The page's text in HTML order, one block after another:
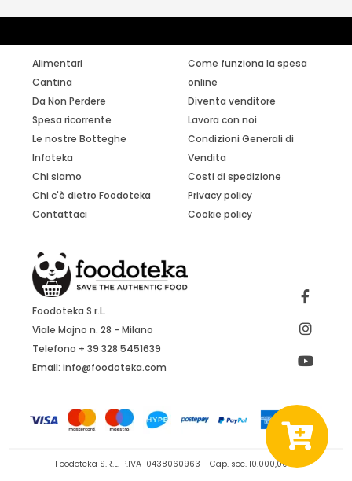
Alimentari
Cantina
Da Non Perdere
Spesa ricorrente
Le nostre Botteghe
Infoteka
Chi siamo
Chi c'è dietro Foodoteka
Contattaci
Come funziona la spesa
online
Diventa venditore
Lavora con noi
Condizioni Generali di
Vendita
Costi di spedizione
Privacy policy
Cookie policy
Foodoteka S.r.L.
Viale Majno n. 28 - Milano
Telefono + 39 328 5451639
Email:info@foodoteka.com
Foodoteka S.R.L. P.IVA 10438060963 - Cap. soc. 10.000,00 €